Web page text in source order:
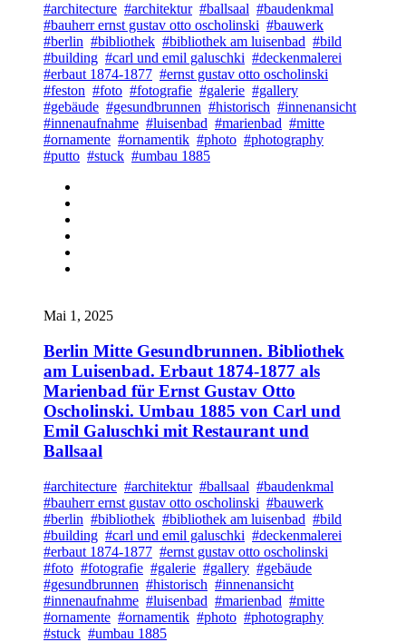
#architecture #architektur #ballsaal #baudenkmal
#bauherr ernst gustav otto oscholinski #bauwerk
#berlin #bibliothek #bibliothek am luisenbad #bild
#building #carl und emil galuschki #deckenmalerei
#erbaut 1874-1877 #ernst gustav otto oscholinski
#feston #foto #fotografie #galerie #gallery
#gebäude #gesundbrunnen #historisch #innenansicht
#innenaufnahme #luisenbad #marienbad #mitte
#ornamente #ornamentik #photo #photography
#putto #stuck #umbau 1885
Mai 1, 2025
Berlin Mitte Gesundbrunnen. Bibliothek
am Luisenbad. Erbaut 1874-1877 als
Marienbad für Ernst Gustav Otto
Oscholinski. Umbau 1885 von Carl und
Emil Galuschki mit Restaurant und
Ballsaal
#architecture #architektur #ballsaal #baudenkmal
#bauherr ernst gustav otto oscholinski #bauwerk
#berlin #bibliothek #bibliothek am luisenbad #bild
#building #carl und emil galuschki #deckenmalerei
#erbaut 1874-1877 #ernst gustav otto oscholinski
#foto #fotografie #galerie #gallery #gebäude
#gesundbrunnen #historisch #innenansicht
#innenaufnahme #luisenbad #marienbad #mitte
#ornamente #ornamentik #photo #photography
#stuck #umbau 1885